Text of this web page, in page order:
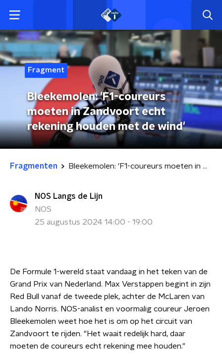
Fragment
Bleekemolen: 'F1-coureurs
moeten in Zandvoort echt
rekening houden met de wind'
Fragmenten Bleekemolen: 'F1-coureurs moeten in Zandvoort echt rekening houden met de wind'
NOS Langs de Lijn
NOS
25 augustus 2024 14:00 - 19:00
De Formule 1-wereld staat vandaag in het teken van de
Grand Prix van Nederland. Max Verstappen begint in zijn
Red Bull vanaf de tweede plek, achter de McLaren van
Lando Norris. NOS-analist en voormalig coureur Jeroen
Bleekemolen weet hoe het is om op het circuit van
Zandvoort te rijden. "Het waait redelijk hard, daar
moeten de coureurs echt rekening mee houden."